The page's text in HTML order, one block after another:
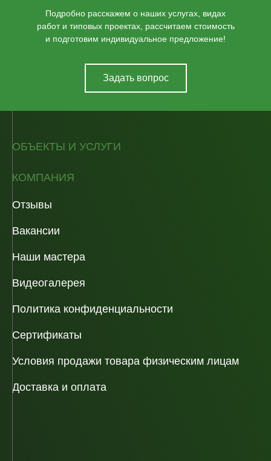
Подробно расскажем о наших услугах, видах
работ и типовых проектах, рассчитаем стоимость
и подготовим индивидуальное предложение!
Задать вопрос
ОБЪЕКТЫ И УСЛУГИ
КОМПАНИЯ
Отзывы
Вакансии
Наши мастера
Видеогалерея
Политика конфиденциальности
Сертификаты
Условия продажи товара физическим лицам
Доставка и оплата